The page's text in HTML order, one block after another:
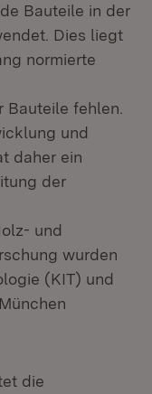
Bauteile in der
Dies liegt
normierte
fehlen.
und
daher ein
der
und
wurden
(KIT) und
die